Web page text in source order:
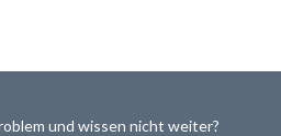
und wissen nicht weiter?